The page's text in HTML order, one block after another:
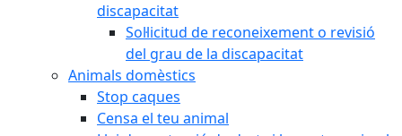
discapacitat
Sol·licitud de reconeixement o revisió
del grau de la discapacitat
Animals domèstics
Stop caques
Censa el teu animal